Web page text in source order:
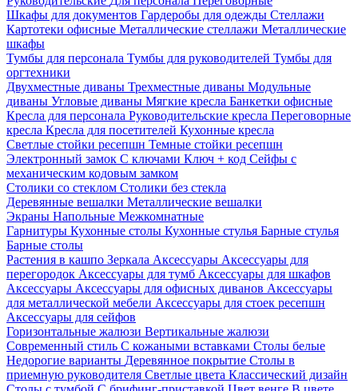
Шкафы для документов Гардеробы для одежды Стеллажи
Картотеки офисные Металлические стеллажи Металлические
шкафы
Тумбы для персонала Тумбы для руководителей Тумбы для
оргтехники
Двухместные диваны Трехместные диваны Модульные
диваны Угловые диваны Мягкие кресла Банкетки офисные
Кресла для персонала Руководительские кресла Переговорные
кресла Кресла для посетителей Кухонные кресла
Светлые стойки ресепшн Темные стойки ресепшн
Электронный замок С ключами Ключ + код Сейфы с
механическим кодовым замком
Столики со стеклом Столики без стекла
Деревянные вешалки Металлические вешалки
Экраны Напольные Межкомнатные
Гарнитуры Кухонные столы Кухонные стулья Барные стулья
Барные столы
Растения в кашпо Зеркала Аксессуары Аксессуары для
перегородок Аксессуары для тумб Аксессуары для шкафов
Аксессуары Аксессуары для офисных диванов Аксессуары
для металлической мебели Аксессуары для стоек ресепшн
Аксессуары для сейфов
Горизонтальные жалюзи Вертикальные жалюзи
Современный стиль С кожаными вставками Столы белые
Недорогие варианты Деревянное покрытие Столы в
приемную руководителя Светлые цвета Классический дизайн